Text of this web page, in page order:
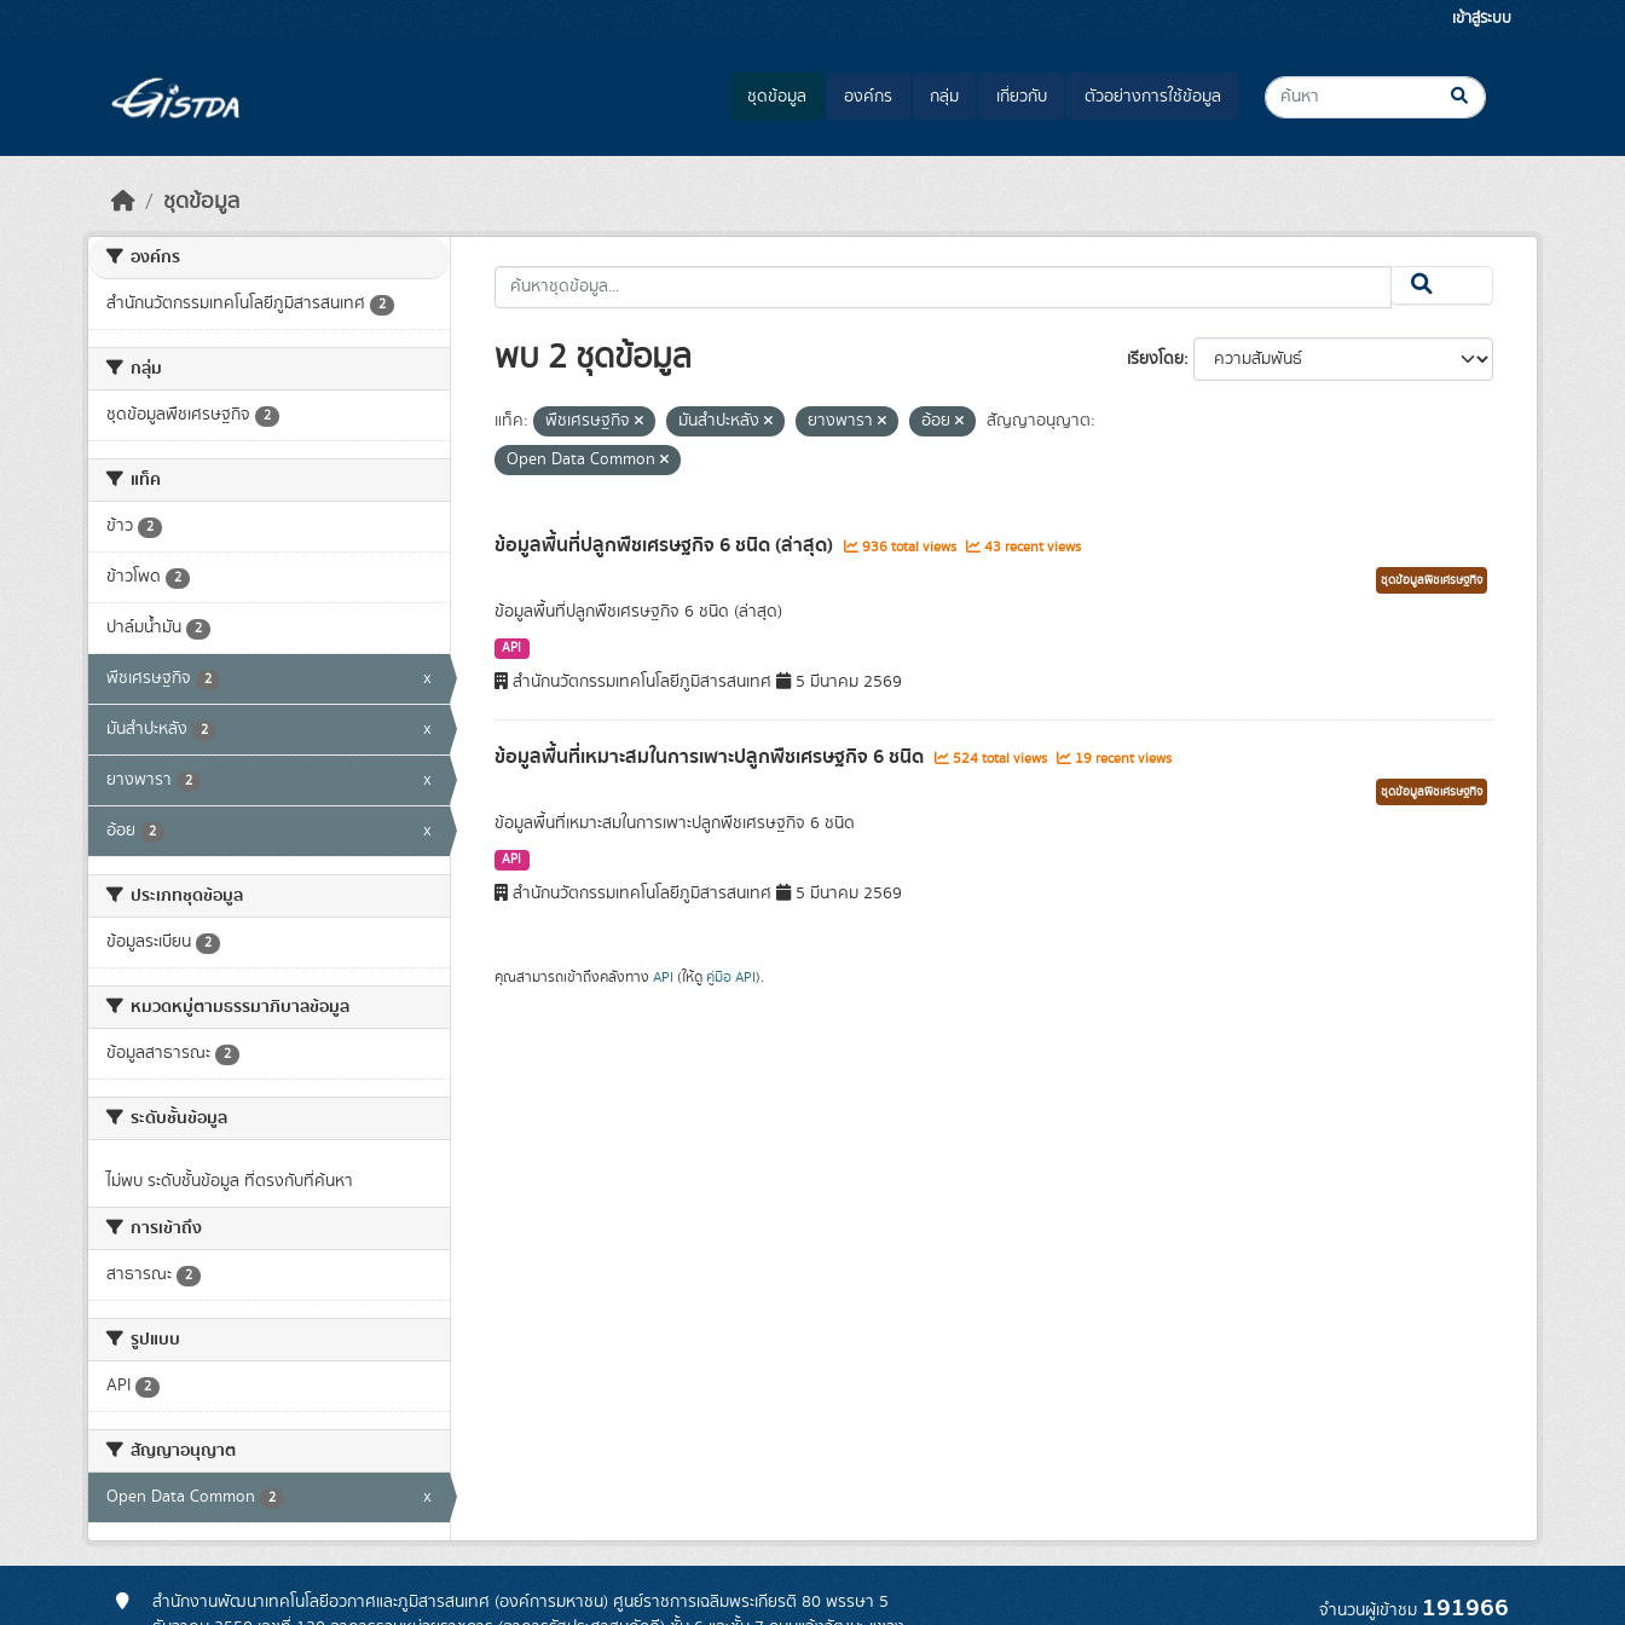
เข้าสู่ระบบ
ชุดข้อมูล องค์กร กลุ่ม เกี่ยวกับ ตัวอย่างการใช้ข้อมูล
ชุดข้อมูล
องค์กร
สำนักนวัตกรรมเทคโนโลยีภูมิสารสนเทศ 2
กลุ่ม
ชุดข้อมูลพืชเศรษฐกิจ 2
แท็ค
ข้าว 2
ข้าวโพด 2
ปาล์มน้ำมัน 2
พืชเศรษฐกิจ 2 x
มันสำปะหลัง 2 x
ยางพารา 2 x
อ้อย 2 x
ประเภทชุดข้อมูล
ข้อมูลระเบียน 2
หมวดหมู่ตามธรรมาภิบาลข้อมูล
ข้อมูลสาธารณะ 2
ระดับชั้นข้อมูล
ไม่พบ ระดับชั้นข้อมูล ที่ตรงกับที่ค้นหา
การเข้าถึง
สาธารณะ 2
รูปแบบ
API 2
สัญญาอนุญาต
Open Data Common 2 x
เรียงโดย
พบ 2 ชุดข้อมูล
แท็ค: พืชเศรษฐกิจ มันสำปะหลัง ยางพารา อ้อย
สัญญาอนุญาต:
Open Data Common
ข้อมูลพื้นที่ปลูกพืชเศรษฐกิจ 6 ชนิด (ล่าสุด) 936 total views 43 recent views
ชุดข้อมูลพืชเศรษฐกิจ
ข้อมูลพื้นที่ปลูกพืชเศรษฐกิจ 6 ชนิด (ล่าสุด)
API
สำนักนวัตกรรมเทคโนโลยีภูมิสารสนเทศ 5 มีนาคม 2569
ข้อมูลพื้นที่เหมาะสมในการเพาะปลูกพืชเศรษฐกิจ 6 ชนิด 524 total views 19 recent views
ชุดข้อมูลพืชเศรษฐกิจ
ข้อมูลพื้นที่เหมาะสมในการเพาะปลูกพืชเศรษฐกิจ 6 ชนิด
API
สำนักนวัตกรรมเทคโนโลยีภูมิสารสนเทศ 5 มีนาคม 2569
คุณสามารถเข้าถึงคลังทาง API (ให้ดู คู่มือ API).
สำนักงานพัฒนาเทคโนโลยีอวกาศและภูมิสารสนเทศ (องค์การมหาชน) ศูนย์ราชการเฉลิมพระเกียรติ 80 พรรษา 5
จำนวนผู้เข้าชม 191966